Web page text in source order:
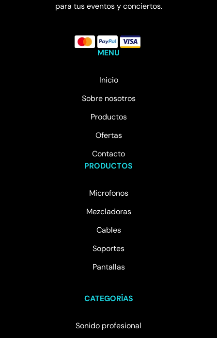
para tus eventos y conciertos.
MENU
Inicio
Sobre nosotros
Productos
Ofertas
Contacto
PRODUCTOS
Microfonos
Mezcladoras
Cables
Soportes
Pantallas
CATEGORÍAS
Sonido profesional